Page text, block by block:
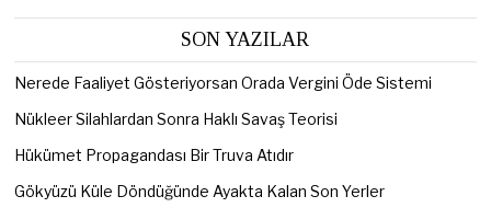
SON YAZILAR
Nerede Faaliyet Gösteriyorsan Orada Vergini Öde Sistemi
Nükleer Silahlardan Sonra Haklı Savaş Teorisi
Hükümet Propagandası Bir Truva Atıdır
Gökyüzü Küle Döndüğünde Ayakta Kalan Son Yerler